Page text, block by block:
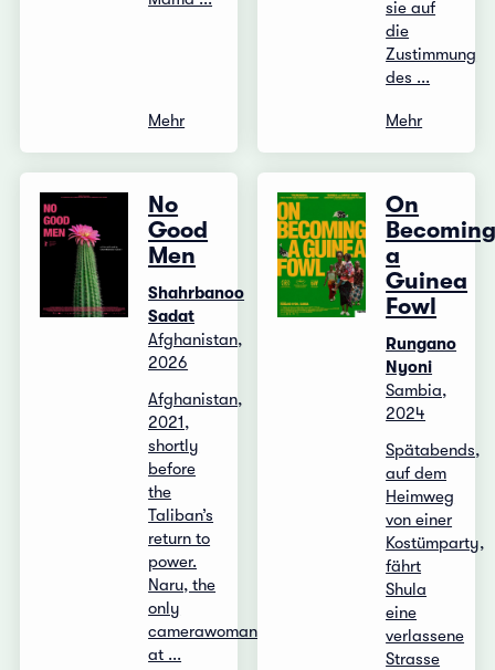
Mehr
sie auf
die
Zustimmung
des ...
Mehr
No
Good
Men
Shahrbanoo
Sadat
Afghanistan,
2026
Afghanistan,
2021,
shortly
before
the
Taliban’s
return to
power.
Naru, the
only
camerawoman
at ...
On
a
Guinea
Fowl
Rungano
Nyoni
Sambia,
2024
Spätabends,
auf dem
Heimweg
von einer
Kostümparty,
fährt
Shula
eine
verlassene
Strasse